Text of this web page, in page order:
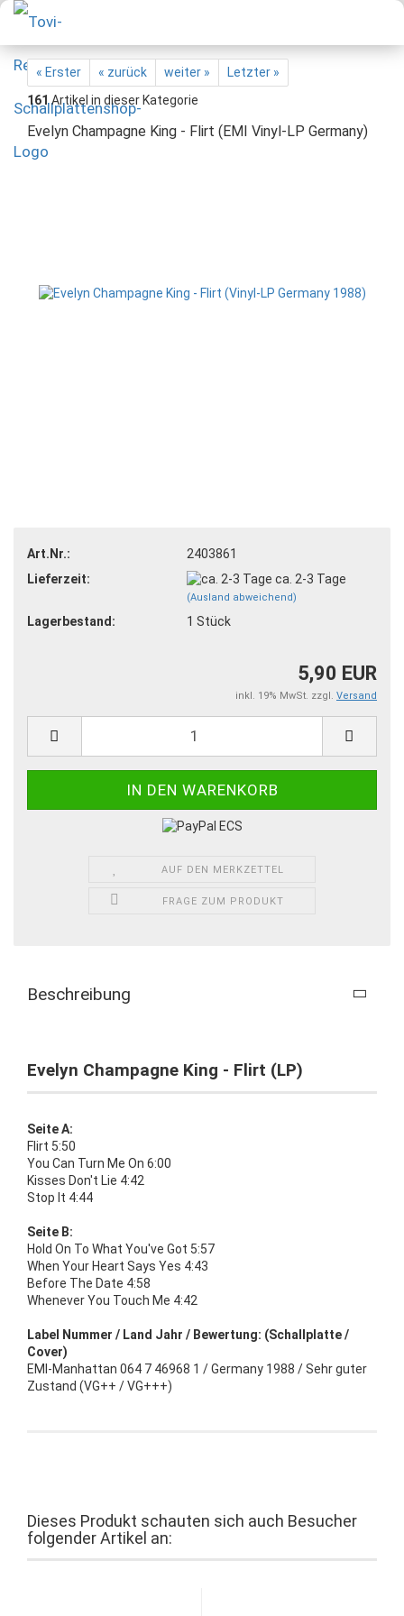
« Erster « zurück weiter »
Letzter »
161Artikel in dieser Kategorie
Evelyn Champagne King - Flirt (EMI Vinyl-LP Germany)
Art.Nr.:
2403861
Lieferzeit:
ca. 2-3 Tage
(Ausland abweichend)
Lagerbestand: 1 Stück
5,90 EUR
inkl. 19% MwSt. zzgl. Versand
AUF DEN MERKZETTEL
FRAGE ZUM PRODUKT
Beschreibung
Evelyn Champagne King - Flirt (LP)
Seite A:
Flirt 5:50
You Can Turn Me On 6:00
Kisses Don't Lie 4:42
Stop It 4:44
Seite B:
Hold On To What You've Got 5:57
When Your Heart Says Yes 4:43
Before The Date 4:58
Whenever You Touch Me 4:42
Label Nummer / Land Jahr / Bewertung: (Schallplatte /
Cover)
EMI-Manhattan 064 7 46968 1 / Germany 1988 / Sehr guter
Zustand (VG++ / VG+++)
Dieses Produkt schauten sich auch Besucher
folgender Artikel an: